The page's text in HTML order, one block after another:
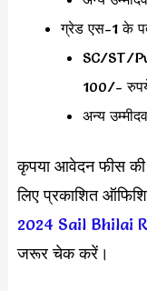
ग्रेड एस-1 के
SC/ST/
100/-
अन्य
कृपया आवेदन फीस की
लिए प्रकाशित
2024 Sail Bhilai
जरूर चेक करें।